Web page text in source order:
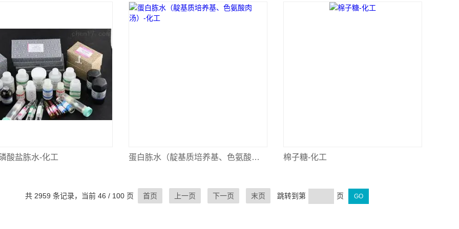
酸盐胨水-化工 蛋白胨水（靛基质培养基、色氨酸肉汤）-化工 棉子糖-化工
共 2959 条记录，当前 46 / 100 页 首页 上一页 下一页 末页 跳转到第 页